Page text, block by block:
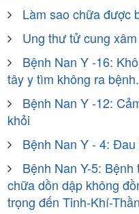
Làm sao chữa được
Ung thư tử cung
Bệnh Nan Y -16:
tây y tìm không ra
Bệnh Nan Y -12:
khỏi
Bệnh Nan Y - 4:
Bệnh Nan Y-5:
chữa dồn dập không
trọng đến Tinh-Khí-